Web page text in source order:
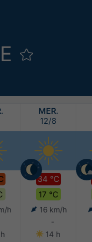
h
MER.
12/8
34 °C
17 °C
16 km/h
-
14 h